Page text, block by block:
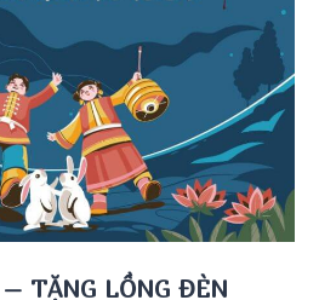
TẶNG LỒNG ĐÈN